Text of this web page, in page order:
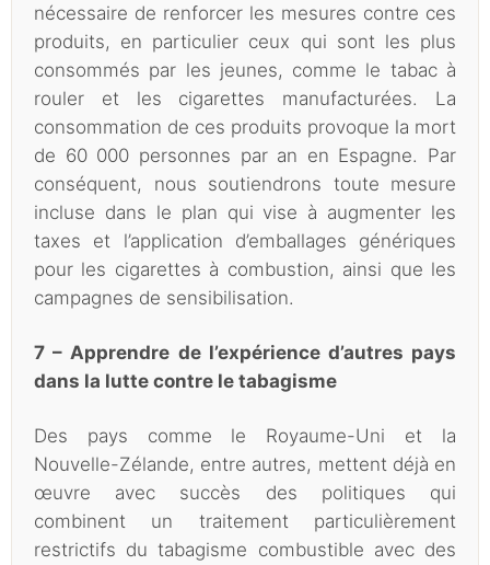
nécessaire de renforcer les mesures contre ces
produits, en particulier ceux qui sont les plus
consommés par les jeunes, comme le tabac à
rouler et les cigarettes manufacturées. La
consommation de ces produits provoque la mort
de 60 000 personnes par an en Espagne. Par
conséquent, nous soutiendrons toute mesure
incluse dans le plan qui vise à augmenter les
taxes et l’application d’emballages génériques
pour les cigarettes à combustion, ainsi que les
campagnes de sensibilisation.
7 – Apprendre de l’expérience d’autres pays
dans la lutte contre le tabagisme
Des pays comme le Royaume-Uni et la
Nouvelle-Zélande, entre autres, mettent déjà en
œuvre avec succès des politiques qui
combinent un traitement particulièrement
restrictifs du tabagisme combustible avec des